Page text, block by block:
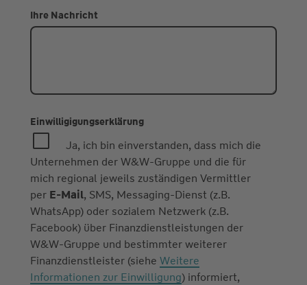
Ihre Nachricht
Einwilligigungserklärung
Ja, ich bin einverstanden, dass mich die
Unternehmen der W&W-Gruppe und die für
mich regional jeweils zuständigen Vermittler
per E-Mail, SMS, Messaging-Dienst (z.B.
WhatsApp) oder sozialem Netzwerk (z.B.
Facebook) über Finanzdienstleistungen der
W&W-Gruppe und bestimmter weiterer
Finanzdienstleister (siehe Weitere
Informationen zur Einwilligung) informiert,